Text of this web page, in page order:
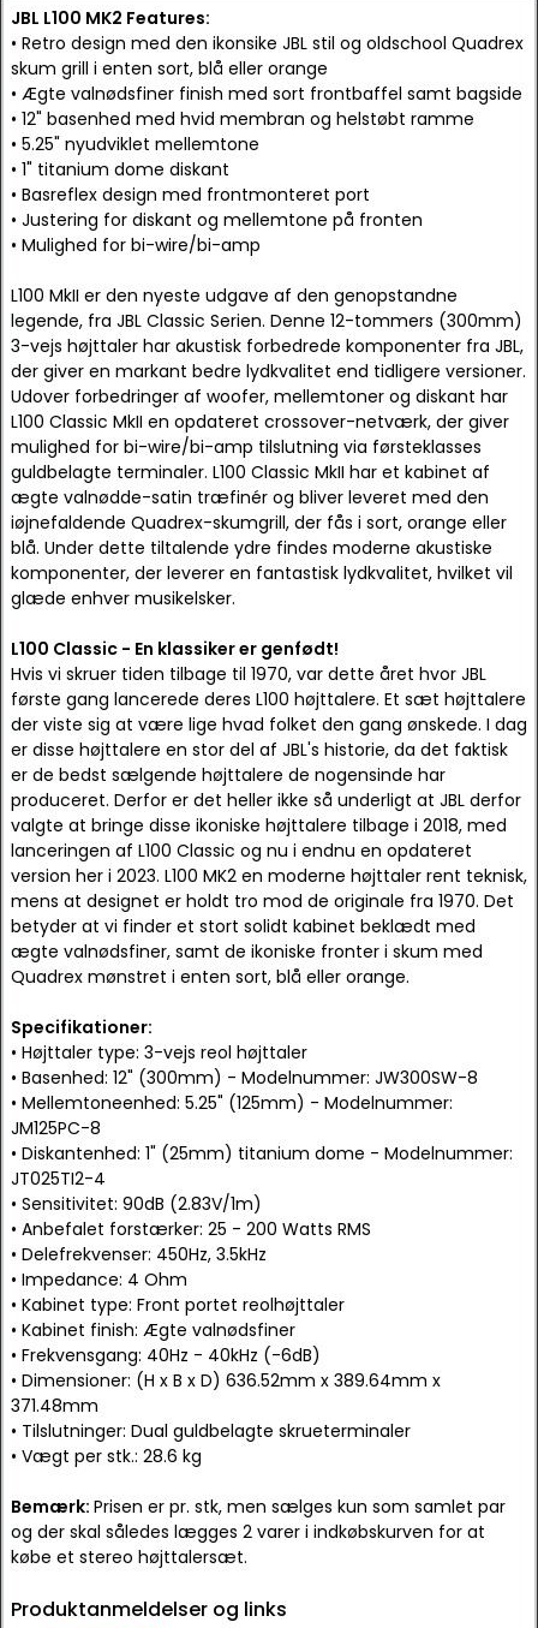
JBL L100 MK2 Features:
• Retro design med den ikonsike JBL stil og oldschool Quadrex
skum grill i enten sort, blå eller orange
• Ægte valnødsfiner finish med sort frontbaffel samt bagside
• 12" basenhed med hvid membran og helstøbt ramme
• 5.25" nyudviklet mellemtone
• 1" titanium dome diskant
• Basreflex design med frontmonteret port
• Justering for diskant og mellemtone på fronten
• Mulighed for bi-wire/bi-amp
L100 MkII er den nyeste udgave af den genopstandne
legende, fra JBL Classic Serien. Denne 12-tommers (300mm)
3-vejs højttaler har akustisk forbedrede komponenter fra JBL,
der giver en markant bedre lydkvalitet end tidligere versioner.
Udover forbedringer af woofer, mellemtoner og diskant har
L100 Classic MkII en opdateret crossover-netværk, der giver
mulighed for bi-wire/bi-amp tilslutning via førsteklasses
guldbelagte terminaler. L100 Classic MkII har et kabinet af
ægte valnødde-satin træfinér og bliver leveret med den
iøjnefaldende Quadrex-skumgrill, der fås i sort, orange eller
blå. Under dette tiltalende ydre findes moderne akustiske
komponenter, der leverer en fantastisk lydkvalitet, hvilket vil
glæde enhver musikelsker.
L100 Classic - En klassiker er genfødt!
Hvis vi skruer tiden tilbage til 1970, var dette året hvor JBL
første gang lancerede deres L100 højttalere. Et sæt højttalere
der viste sig at være lige hvad folket den gang ønskede. I dag
er disse højttalere en stor del af JBL's historie, da det faktisk
er de bedst sælgende højttalere de nogensinde har
produceret. Derfor er det heller ikke så underligt at JBL derfor
valgte at bringe disse ikoniske højttalere tilbage i 2018, med
lanceringen af L100 Classic og nu i endnu en opdateret
version her i 2023. L100 MK2 en moderne højttaler rent teknisk,
mens at designet er holdt tro mod de originale fra 1970. Det
betyder at vi finder et stort solidt kabinet beklædt med
ægte valnødsfiner, samt de ikoniske fronter i skum med
Quadrex mønstret i enten sort, blå eller orange.
Specifikationer:
• Højttaler type: 3-vejs reol højttaler
• Basenhed: 12" (300mm) - Modelnummer: JW300SW-8
• Mellemtoneenhed: 5.25" (125mm) - Modelnummer:
JM125PC-8
• Diskantenhed: 1" (25mm) titanium dome - Modelnummer:
JT025TI2-4
• Sensitivitet: 90dB (2.83V/1m)
• Anbefalet forstærker: 25 - 200 Watts RMS
• Delefrekvenser: 450Hz, 3.5kHz
• Impedance: 4 Ohm
• Kabinet type: Front portet reolhøjttaler
• Kabinet finish: Ægte valnødsfiner
• Frekvensgang: 40Hz - 40kHz (-6dB)
• Dimensioner: (H x B x D) 636.52mm x 389.64mm x
371.48mm
• Tilslutninger: Dual guldbelagte skrueterminaler
• Vægt per stk.: 28.6 kg
Bemærk: Prisen er pr. stk, men sælges kun som samlet par
og der skal således lægges 2 varer i indkøbskurven for at
købe et stereo højttalersæt.
Produktanmeldelser og links